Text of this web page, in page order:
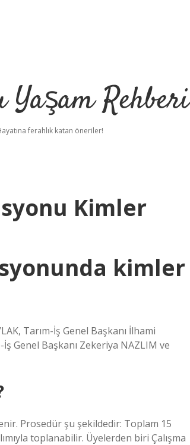
Rehberi
ferahlık katan öneriler!
Kimler
kimler
Tarım-İş Genel Başkanı İlhami
Genel Başkanı Zekeriya NAZLIM ve
Prosedür şu şekildedir: Toplam 15
toplanabilir. Üyelerden biri Çalışma